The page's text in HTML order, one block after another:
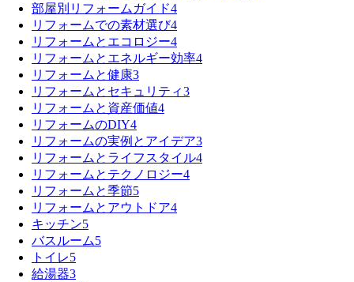
部屋別リフォームガイド4
リフォームでの素材選び4
リフォームとエコロジー4
リフォームとエネルギー効率4
リフォームと健康3
リフォームとセキュリティ3
リフォームと資産価値4
リフォームのDIY4
リフォームの実例とアイデア3
リフォームとライフスタイル4
リフォームとテクノロジー4
リフォームと季節5
リフォームとアウトドア4
キッチン5
バスルーム5
トイレ5
給湯器3